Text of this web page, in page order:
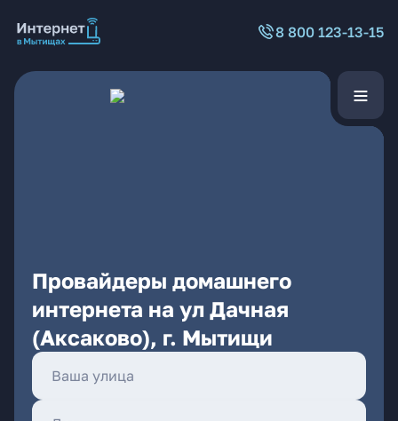
8 800 123-13-15
Провайдеры домашнего
интернета на ул Дачная
(Аксаково), г. Мытищи